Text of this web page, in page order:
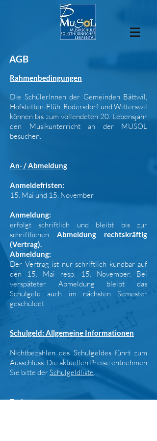
AGB
Rahmenbedingungen
Die SchülerInnen der Gemeinden Bättwil,
Hofstetten-Flüh, Rodersdorf und Witterswil
können bis zum vollendeten 20. Lebensjahr
den Musikunterricht an der MUSOL
besuchen.
An- / Abmeldung
Anmeldefristen:
15. Mai und 15. November
Anmeldung:
erfolgt schriftlich und bleibt bis zur
schriftlichen Abmeldung rechtskräftig
(Vertrag).
Abmeldung:
Der Vertrag ist nur schriftlich kündbar auf
den 15. Mai resp. 15. November. Bei
verspäteter Abmeldung bleibt das
Schulgeld auch im nächsten Semester
geschuldet.
Schulgeld: Allgemeine Informationen
Nichtbezahlen des Schulgeldes führt zum
Ausschluss. Die aktuellen Preise entnehmen
Sie bitte derSchulgeldliste.
Zudem…..